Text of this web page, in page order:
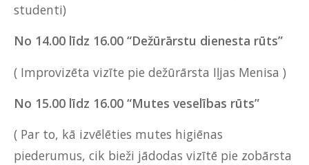
studenti)
No 14.00 līdz 16.00 “Dežūrārstu dienesta rūts”
( Improvizēta vizīte pie dežūrārsta Iļjas Menisa )
No 15.00 līdz 16.00 “Mutes veselības rūts”
( Par to, kā izvēlēties mutes higiēnas
piederumus, cik bieži jādodas vizītē pie zobārsta